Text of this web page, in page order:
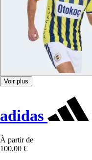
Voir plus
adidas
À partir de
100,00 €